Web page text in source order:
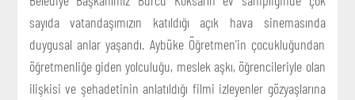
sayıda vatandaşımızın katıldığı açık hava sinemasında
duygusal anlar yaşandı. Aybüke Öğretmen'in çocukluğundan
öğretmenliğe giden yolculuğu, meslek aşkı, öğrencileriyle olan
ilişkisi ve şehadetinin anlatıldığı filmi izleyenler gözyaşlarına